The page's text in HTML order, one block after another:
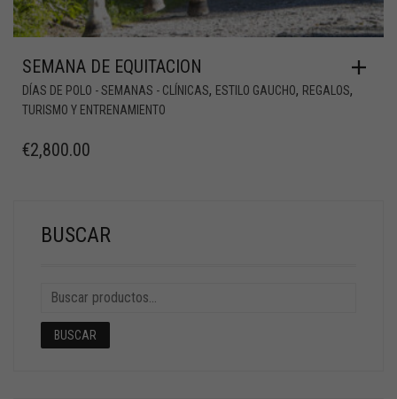
SEMANA DE EQUITACION
DÍAS DE POLO - SEMANAS - CLÍNICAS, ESTILO GAUCHO, REGALOS,
TURISMO Y ENTRENAMIENTO
€2,800.00
BUSCAR
BUSCAR